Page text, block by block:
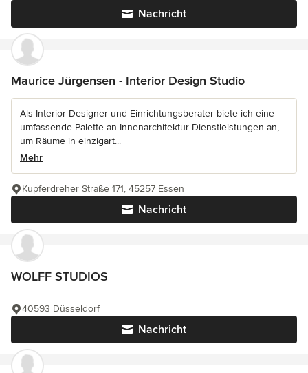
Nachricht
Maurice Jürgensen - Interior Design Studio
Als Interior Designer und Einrichtungsberater biete ich eine
umfassende Palette an Innenarchitektur-Dienstleistungen an,
um Räume in einzigart...
Mehr
Nachricht
Kupferdreher Straße 171, 45257 Essen
WOLFF STUDIOS
Nachricht
40593 Düsseldorf